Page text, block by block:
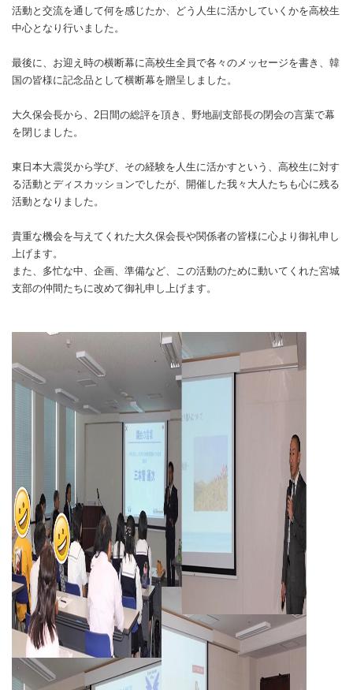
活動と交流を通して何を感じたか、どう人生に活かしていくかを高校生
中心となり行いました。
最後に、お迎え時の横断幕に高校生全員で各々のメッセージを書き、韓
国の皆様に記念品として横断幕を贈呈しました。
大久保会長から、 2 日間の総評を頂き、野地副支部長の閉会の言葉で幕
を閉じました。
東日本大震災から学び、その経験を人生に活かすという、高校生に対す
る活動とディスカッションでしたが、開催した我々大人たちも心に残る
活動となりました。
貴重な機会を与えてくれた大久保会長や関係者の皆様に心より御礼申し
上げます。
また、多忙な中、企画、準備など、この活動のために動いてくれた宮城
支部の仲間たちに改めて御礼申し上げます。